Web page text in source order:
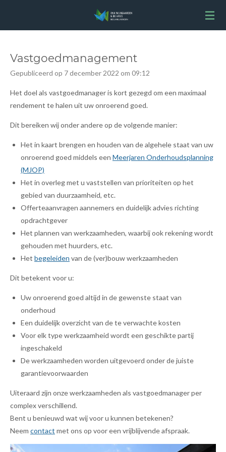
hoofdinhoud
Vastgoedmanagement
Gepubliceerd op 7 december 2022 om 09:12
Het doel als vastgoedmanager is kort gezegd om een maximaal
rendement te halen uit uw onroerend goed.
Dit bereiken wij onder andere op de volgende manier:
Het in kaart brengen en houden van de algehele staat van uw
onroerend goed middels een Meerjaren Onderhoudsplanning
(MJOP)
Het in overleg met u vaststellen van prioriteiten op het
gebied van duurzaamheid, etc.
Offerteaanvragen aannemers en duidelijk advies richting
opdrachtgever
Het plannen van werkzaamheden, waarbij ook rekening wordt
gehouden met huurders, etc.
Het begeleiden van de (ver)bouw werkzaamheden
Dit betekent voor u:
Uw onroerend goed altijd in de gewenste staat van
onderhoud
Een duidelijk overzicht van de te verwachte kosten
Voor elk type werkzaamheid wordt een geschikte partij
ingeschakeld
De werkzaamheden worden uitgevoerd onder de juiste
garantievoorwaarden
Uiteraard zijn onze werkzaamheden als vastgoedmanager per
complex verschillend.
Bent u benieuwd wat wij voor u kunnen betekenen?
Neem contact met ons op voor een vrijblijvende afspraak.